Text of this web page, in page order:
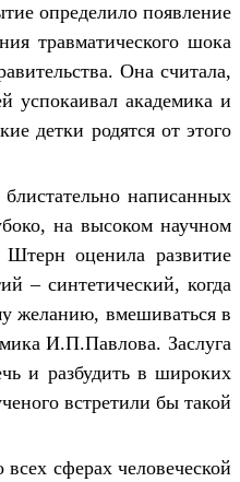
определило появление
травматического шока
Она считала,
успокаивал академика и
детки родятся от этого
написанных
на высоком научном
оценила развитие
– синтетический, когда
желанию, вмешиваться в
И.П.Павлова. Заслуга
и разбудить в широких
встретили бы такой
сферах человеческой